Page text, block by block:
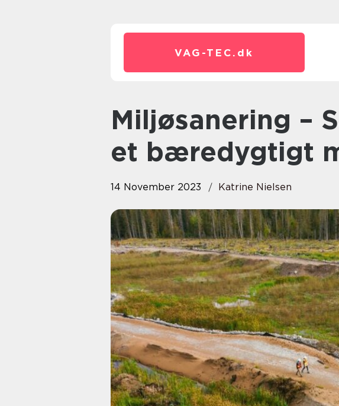
VAG-TEC. dk
Miljøsanering – Sådan sikrer du
et bæredygtigt
14 November 2023 Katrine Nielsen